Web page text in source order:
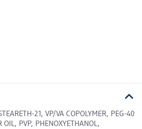
21, VP/VA COPOLYMER, PEG-40
OIL, PVP, PHENOXYETHANOL,